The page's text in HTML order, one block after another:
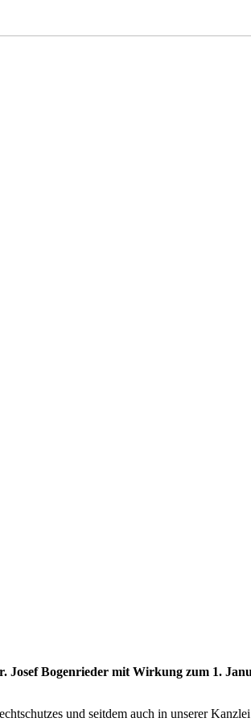
Bogenrieder mit Wirkung zum 1.
und seitdem auch in unserer